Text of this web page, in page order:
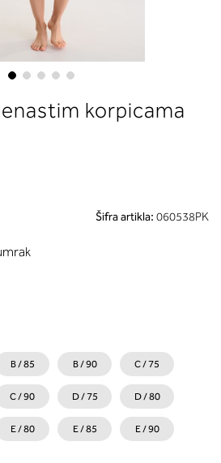
korpicama
Šifra artikla: 060538PK
B / 85 B / 90 C / 75
C / 90 D / 75 D / 80
E / 80 E / 85 E / 90
koja dubina korpe odgovara vašoj
(A, B...) - potražite u koloni koju ste
naveli sa obimom grudi.